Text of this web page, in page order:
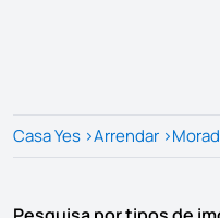
Casa Yes >Arrendar >